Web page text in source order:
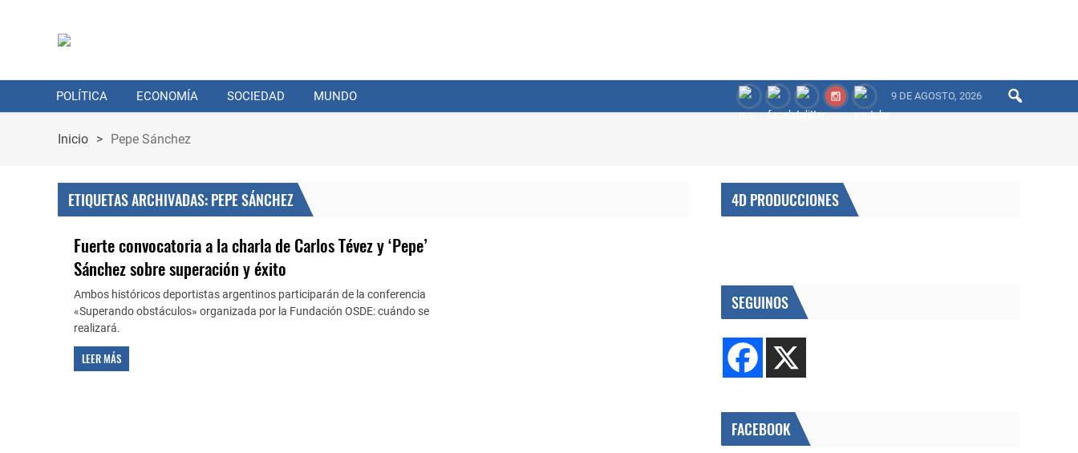
POLÍTICA ECONOMÍA SOCIEDAD MUNDO 9 DE AGOSTO, 2026
Inicio > Pepe Sánchez
ETIQUETAS ARCHIVADAS: PEPE SÁNCHEZ
Fuerte convocatoria a la charla de Carlos Tévez y ‘Pepe’
Sánchez sobre superación y éxito
Ambos históricos deportistas argentinos participarán de la conferencia
«Superando obstáculos» organizada por la Fundación OSDE: cuándo se
realizará.
LEER MÁS
4D PRODUCCIONES
SEGUINOS
FACEBOOK